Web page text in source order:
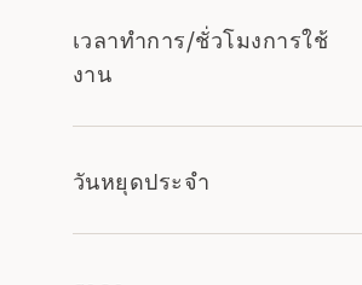
เวลาทำการ/ชั่วโมงการใช้
งาน
วันหยุดประจำ